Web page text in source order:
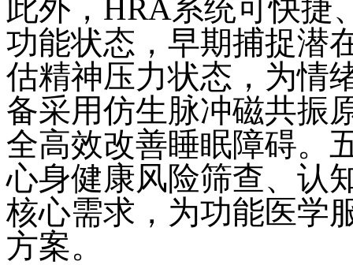
此外， HRA系统可快捷
功能状态，早期捕捉潜
估精神压力状态，为情
备采用仿生脉冲磁共振
全高效改善睡眠障碍。
心身健康风险筛查、认
核心需求，为功能医学
方案。